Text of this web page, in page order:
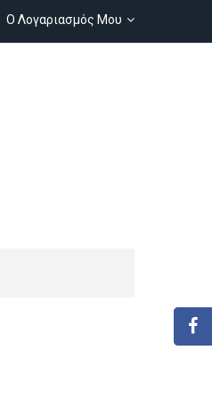
Ο Λογαριασμός Μου